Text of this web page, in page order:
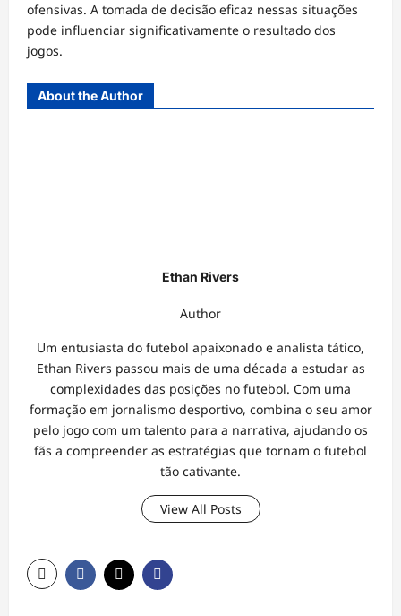
ofensivas. A tomada de decisão eficaz nessas situações
pode influenciar significativamente o resultado dos
jogos.
About the Author
Ethan Rivers
Author
Um entusiasta do futebol apaixonado e analista tático,
Ethan Rivers passou mais de uma década a estudar as
complexidades das posições no futebol. Com uma
formação em jornalismo desportivo, combina o seu amor
pelo jogo com um talento para a narrativa, ajudando os
fãs a compreender as estratégias que tornam o futebol
tão cativante.
View All Posts